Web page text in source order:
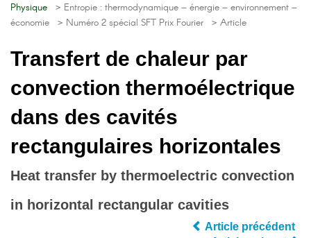
Physique > Entropie : thermodynamique – énergie – environnement –
économie > Numéro 2 spécial SFT Prix Fourier > Article
Transfert de chaleur par
convection thermoélectrique
dans des cavités
rectangulaires horizontales
Heat transfer by thermoelectric convection
in horizontal rectangular cavities
Article précédent